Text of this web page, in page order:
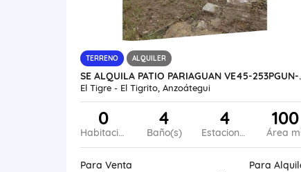
TERRENO ALQUILER
SE
El Tigre - El Tigrito, Anzoátegui
0
Habitaciones
4
Baño(s)
4
Estacionamiento
100
Área m
Para Venta Para